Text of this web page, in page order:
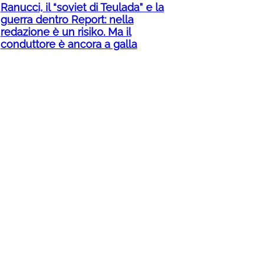
Ranucci, il “soviet di Teulada” e la
guerra dentro Report: nella
redazione è un risiko. Ma il
conduttore è ancora a galla